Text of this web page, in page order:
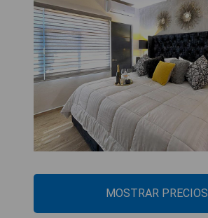
MOSTRAR PRECIOS